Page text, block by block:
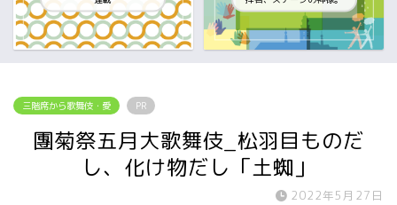
三階席から歌舞伎・愛 PR
團菊祭五月大歌舞伎_松羽目ものだ
し、化け物だし「土蜘」
2022年5月27日